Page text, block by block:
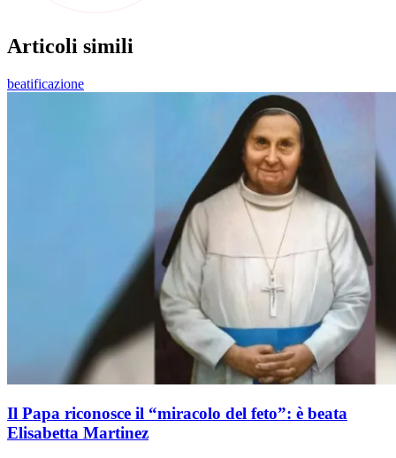
Articoli simili
beatificazione
Il Papa riconosce il “miracolo del feto”: è beata
Elisabetta Martinez